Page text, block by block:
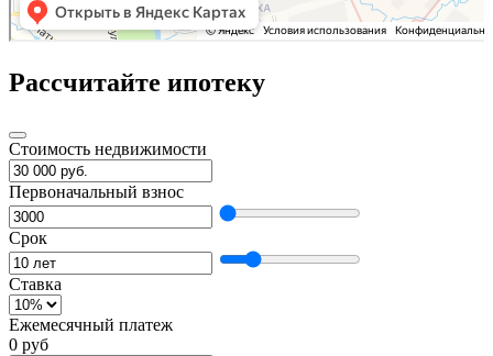
Рассчитайте ипотеку
Стоимость недвижимости
Первоначальный взнос
Срок
Ставка
Ежемесячный платеж
0 руб